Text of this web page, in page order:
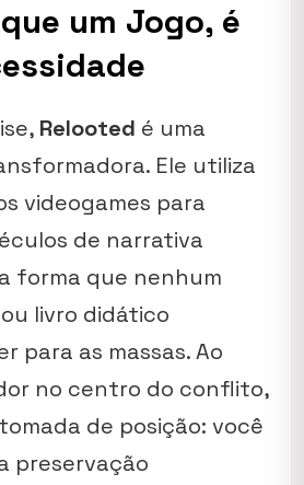
um Jogo, é
Relooted é uma
Ele utiliza
videogames para
de narrativa
forma que nenhum
livro didático
para as massas. Ao
no centro do conflito,
de posição: você
preservação